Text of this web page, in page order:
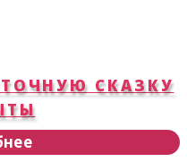
СКАЗКУ